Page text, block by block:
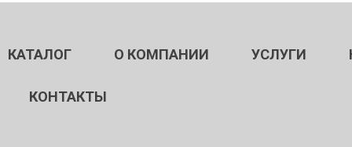
КАТАЛОГ О КОМПАНИИ УСЛУГИ
КОНТАКТЫ